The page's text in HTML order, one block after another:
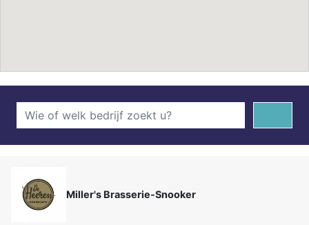
Miller's Brasserie-Snooker